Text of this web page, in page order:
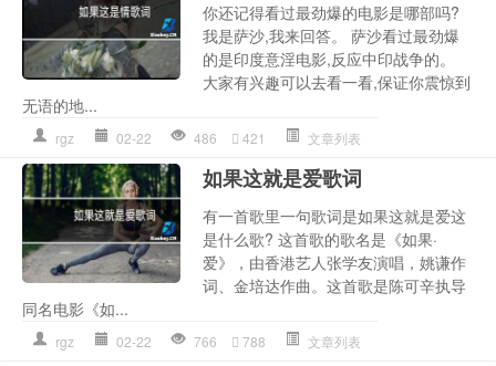
你还记得看过最劲爆的电影是哪部吗?
我是萨沙,我来回答。 萨沙看过最劲爆
的是印度意淫电影,反应中印战争的。
大家有兴趣可以去看一看,保证你震惊到
无语的地...
rgz 02-22 486 421 文章列表
如果这就是爱歌词
有一首歌里一句歌词是如果这就是爱这
是什么歌? 这首歌的歌名是《如果·
爱》，由香港艺人张学友演唱，姚谦作
词、金培达作曲。这首歌是陈可辛执导
同名电影《如...
rgz 02-22 766 788 文章列表